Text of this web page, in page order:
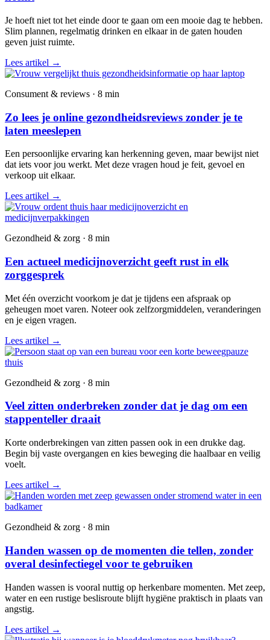
Je hoeft niet tot het einde door te gaan om een mooie dag te hebben.
Slim plannen, regelmatig drinken en elkaar in de gaten houden
geven juist ruimte.
Lees artikel →
Consument & reviews · 8 min
Zo lees je online gezondheidsreviews zonder je te
laten meeslepen
Een persoonlijke ervaring kan herkenning geven, maar bewijst niet
dat iets voor jou werkt. Met deze vragen houd je feit, gevoel en
verkoop uit elkaar.
Lees artikel →
Gezondheid & zorg · 8 min
Een actueel medicijnoverzicht geeft rust in elk
zorggesprek
Met één overzicht voorkom je dat je tijdens een afspraak op
geheugen moet varen. Noteer ook zelfzorgmiddelen, veranderingen
en je eigen vragen.
Lees artikel →
Gezondheid & zorg · 8 min
Veel zitten onderbreken zonder dat je dag om een
stappenteller draait
Korte onderbrekingen van zitten passen ook in een drukke dag.
Begin bij vaste overgangen en kies beweging die haalbaar en veilig
voelt.
Lees artikel →
Gezondheid & zorg · 8 min
Handen wassen op de momenten die tellen, zonder
overal desinfectiegel voor te gebruiken
Handen wassen is vooral nuttig op herkenbare momenten. Met zeep,
water en een rustige beslisroute blijft hygiëne praktisch in plaats van
angstig.
Lees artikel →